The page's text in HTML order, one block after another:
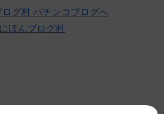
にほんブログ村